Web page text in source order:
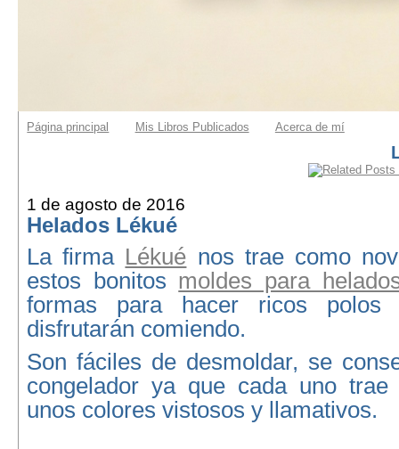
Página principal Mis Libros Publicados Acerca de mí
1 de agosto de 2016
Helados Lékué
La firma Lékué nos trae como
estos bonitos moldes para
formas para hacer ricos
disfrutarán comiendo.
Son fáciles de desmoldar, se
congelador ya que cada uno
unos colores vistosos y llamativos.